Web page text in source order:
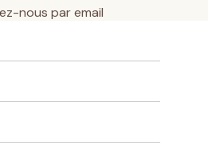
nous par email